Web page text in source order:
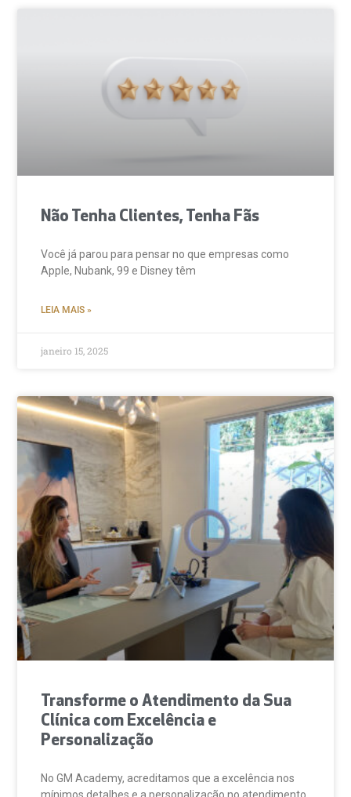
Não Tenha Clientes, Tenha Fãs
Você já parou para pensar no que empresas como
Apple, Nubank, 99 e Disney têm
LEIA MAIS »
janeiro 15, 2025
Transforme o Atendimento da Sua
Clínica com Excelência e
Personalização
No GM Academy, acreditamos que a excelência nos